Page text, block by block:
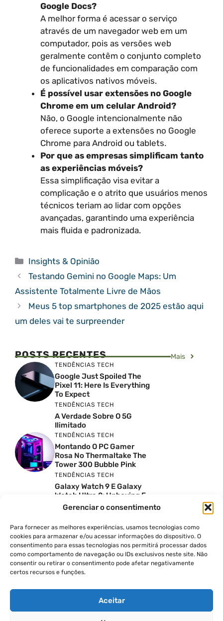
Gerenciar o consentimento
Para fornecer as melhores experiências, usamos tecnologias como
cookies para armazenar e/ou acessar informações do dispositivo. O
consentimento para essas tecnologias nos permitirá processar dados
como comportamento de navegação ou IDs exclusivos neste site. Não
consentir ou retirar o consentimento pode afetar negativamente
certos recursos e funções.
Aceitar
Google Docs?
A melhor forma é acessar o serviço
através de um navegador web em um
computador, pois as versões web
geralmente contêm o conjunto completo
de funcionalidades em comparação com
os aplicativos nativos móveis.
É possível usar extensões no Google
Chrome em um celular Android?
Não, o Google intencionalmente não
oferece suporte a extensões no Google
Chrome para Android ou tablets.
Por que as empresas simplificam tanto
as experiências móveis?
Essa simplificação visa evitar a
complicação e o atrito que usuários menos
técnicos teriam ao lidar com opções
avançadas, garantindo uma experiência
mais fluida e padronizada.
Categorias
Insights & Opinião
Testando Gemini no Google Maps: Um
Assistente Totalmente Livre de Mãos
Meus 5 top smartphones de 2025 estão aqui
um deles vai te surpreender
POSTS RECENTES Mais
TENDÊNCIAS TECH
Google Just Spoiled The
Pixel 11: Here Is Everything
To Expect
TENDÊNCIAS TECH
A Verdade Sobre O 5G
Ilimitado
TENDÊNCIAS TECH
Montando O PC Gamer
Rosa No Thermaltake The
Tower 300 Bubble Pink
TENDÊNCIAS TECH
Galaxy Watch 9 E Galaxy
Watch Ultra 2: Unboxing E
Preço No Brasil
Reviews Do YouTube Sao
Confiaveis? A Verdade Nao
E Tao Simples
TENDÊNCIAS TECH
Por Que Eu Deveria
Escolher Um Notebook